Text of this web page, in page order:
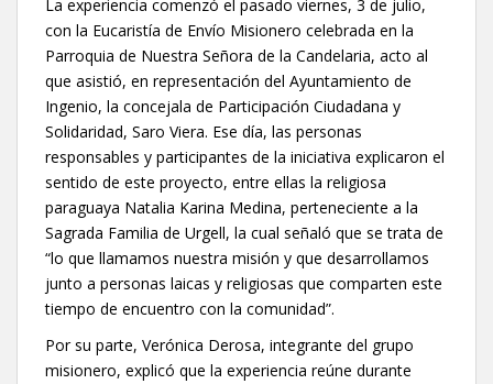
La experiencia comenzó el pasado viernes, 3 de julio,
con la Eucaristía de Envío Misionero celebrada en la
Parroquia de Nuestra Señora de la Candelaria, acto al
que asistió, en representación del Ayuntamiento de
Ingenio, la concejala de Participación Ciudadana y
Solidaridad, Saro Viera. Ese día, las personas
responsables y participantes de la iniciativa explicaron el
sentido de este proyecto, entre ellas la religiosa
paraguaya Natalia Karina Medina, perteneciente a la
Sagrada Familia de Urgell, la cual señaló que se trata de
“lo que llamamos nuestra misión y que desarrollamos
junto a personas laicas y religiosas que comparten este
tiempo de encuentro con la comunidad”.
Por su parte, Verónica Derosa, integrante del grupo
misionero, explicó que la experiencia reúne durante